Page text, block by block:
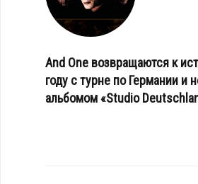
And One возвращаются к
году с турне по Германии и
альбомом «Studio